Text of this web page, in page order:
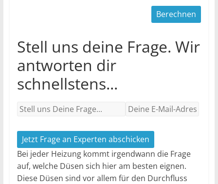
Stell uns deine Frage. Wir
antworten dir
schnellstens...
Jetzt Frage an Experten abschicken
Bei jeder Heizung kommt irgendwann die Frage
auf, welche Düsen sich hier am besten eignen.
Diese Düsen sind vor allem für den Durchfluss